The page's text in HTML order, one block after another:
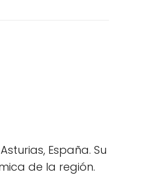
España. Su
de la región.